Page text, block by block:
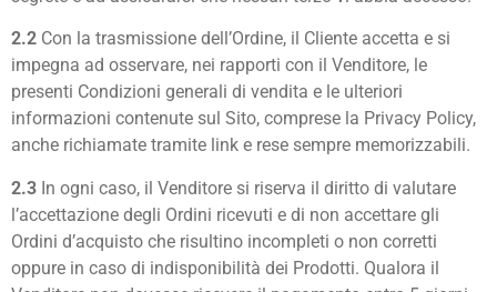
2.2 Con la trasmissione dell’Ordine, il Cliente accetta e si
impegna ad osservare, nei rapporti con il Venditore, le
presenti Condizioni generali di vendita e le ulteriori
informazioni contenute sul Sito, comprese la Privacy Policy,
anche richiamate tramite link e rese sempre memorizzabili.
2.3 In ogni caso, il Venditore si riserva il diritto di valutare
l’accettazione degli Ordini ricevuti e di non accettare gli
Ordini d’acquisto che risultino incompleti o non corretti
oppure in caso di indisponibilità dei Prodotti. Qualora il